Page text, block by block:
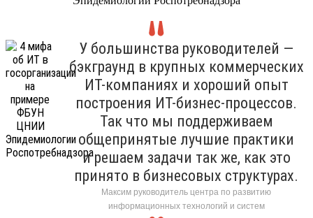
У большинства руководителей —
бэкграунд в крупных коммерческих
ИТ-компаниях и хороший опыт
построения ИТ-бизнес-процессов.
Так что мы поддерживаем
общепринятые лучшие практики
и решаем задачи так же, как это
принято в бизнесовых структурах.
Максим руководитель центра по развитию
информационных технологий и систем